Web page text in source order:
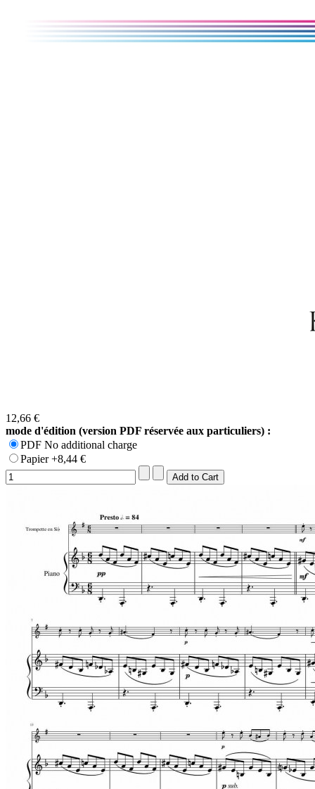
12,66 €
mode d'édition (version PDF réservée aux particuliers) :
PDF No additional charge
Papier +8,44 €